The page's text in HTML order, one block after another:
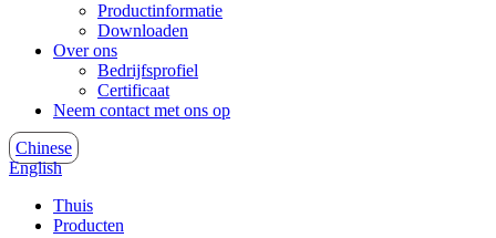
Productinformatie
Downloaden
Over ons
Bedrijfsprofiel
Certificaat
Neem contact met ons op
Chinese
English
Thuis
Producten